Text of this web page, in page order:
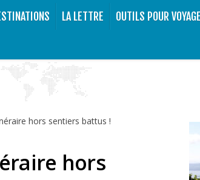
LA LETTRE
OUTILS POUR
hors sentiers battus !
hors